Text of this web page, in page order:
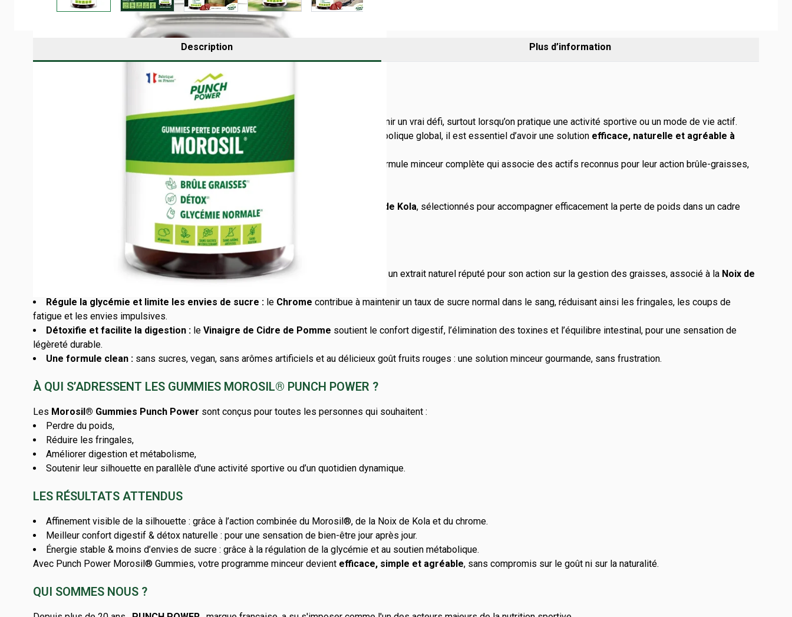
Description Plus d’information
POURQUOI CHOISIR LES GUMMIES MOROSIL PUNCH POWER ?
Perdre du poids tout en conservant énergie, motivation et performance peut vite devenir un vrai défi, surtout lorsqu’on pratique une activité sportive ou un mode de vie actif.
Entre les envies de sucre, l’accumulation des graisses et le besoin d’un soutien métabolique global, il est essentiel d’avoir une solution efficace, naturelle et agréable à
C’est dans cette optique quePunch Powera développéMorosil® Gummies
, une formule minceur complète qui associe des actifs reconnus pour leur action brûle-graisses,
leur soutien digestif et leur rôle dans la régulation du sucre.
Morosil® ,Vinaigre de Cidre de Pomme Noix de Kola, sélectionnés pour accompagner efficacement la perte de poids dans un cadre
LES AVANTAGES DE LA FORMULE
Brûle les graisses & réduit leur stockage :grâce auMorosil® (orange Moro) , un extrait naturel réputé pour son action sur la gestion des graisses, associé à la Noix de
Régule la glycémie et limite les envies de sucre : le Chrome contribue à maintenir un taux de sucre normal dans le sang, réduisant ainsi les fringales, les coups de
fatigue et les envies impulsives.
Détoxifie et facilite la digestion : le Vinaigre de Cidre de Pomme soutient le confort digestif, l’élimination des toxines et l’équilibre intestinal, pour une sensation de
légèreté durable.
Une formule clean : sans sucres, vegan, sans arômes artificiels et au délicieux goût fruits rouges : une solution minceur gourmande, sans frustration.
À QUI S’ADRESSENT LES GUMMIES MOROSIL® PUNCH POWER ?
Les Morosil® Gummies Punch Power sont conçus pour toutes les personnes qui souhaitent :
Perdre du poids,
Réduire les fringales,
Améliorer digestion et métabolisme,
Soutenir leur silhouette en parallèle d'une activité sportive ou d’un quotidien dynamique.
LES RÉSULTATS ATTENDUS
Affinement visible de la silhouette : grâce à l’action combinée du Morosil®, de la Noix de Kola et du chrome.
Meilleur confort digestif & détox naturelle : pour une sensation de bien-être jour après jour.
Énergie stable & moins d’envies de sucre : grâce à la régulation de la glycémie et au soutien métabolique.
Avec Punch Power Morosil® Gummies, votre programme minceur devient efficace, simple et agréable, sans compromis sur le goût ni sur la naturalité.
QUI SOMMES NOUS ?